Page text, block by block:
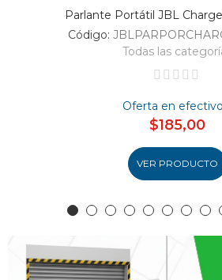
Parlante Portátil JBL
Código:
Todas las
Oferta en efectivo
$185,00
VER PRODUCTO